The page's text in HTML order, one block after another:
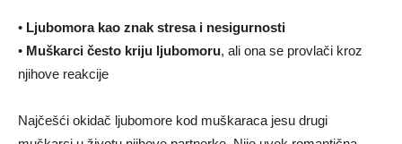
• Ljubomora kao znak stresa i nesigurnosti
• Muškarci često kriju ljubomoru, ali ona se provlači kroz
njihove reakcije
Najčešći okidač ljubomore kod muškaraca jesu drugi